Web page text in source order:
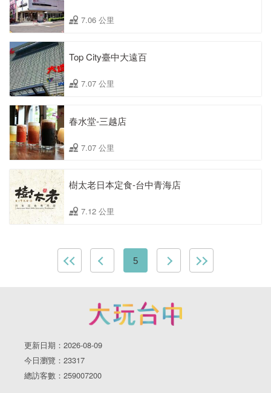
7.06 公里
Top City臺中大遠百
7.07 公里
春水堂-三越店
7.07 公里
樹太老日本定食-台中青海店
7.12 公里
5
更新日期：2026-08-09
今日瀏覽：23317
總訪客數：259007200